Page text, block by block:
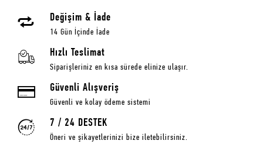
Değişim & İade
14 Gün İçinde İade
Hızlı Teslimat
Siparişleriniz en kısa sürede elinize ulaşır.
Güvenli Alışveriş
Güvenli ve kolay ödeme sistemi
7 / 24 DESTEK
Öneri ve şikayetlerinizi bize iletebilirsiniz.